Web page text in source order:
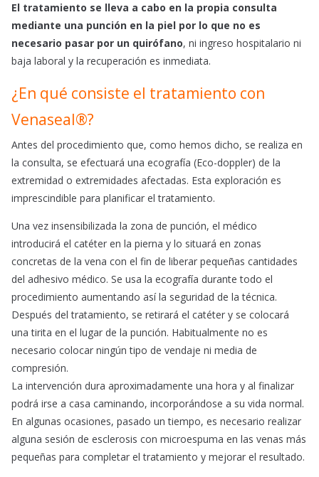
El tratamiento se lleva a cabo en la propia consulta
mediante una punción en la piel por lo que no es
necesario pasar por un quirófano, ni ingreso hospitalario ni
baja laboral y la recuperación es inmediata.
¿En qué consiste el tratamiento con
Venaseal®?
Antes del procedimiento que, como hemos dicho, se realiza en
la consulta, se efectuará una ecografía (Eco-doppler) de la
extremidad o extremidades afectadas. Esta exploración es
imprescindible para planificar el tratamiento.
Una vez insensibilizada la zona de punción, el médico
introducirá el catéter en la pierna y lo situará en zonas
concretas de la vena con el fin de liberar pequeñas cantidades
del adhesivo médico. Se usa la ecografía durante todo el
procedimiento aumentando así la seguridad de la técnica.
Después del tratamiento, se retirará el catéter y se colocará
una tirita en el lugar de la punción. Habitualmente no es
necesario colocar ningún tipo de vendaje ni media de
compresión.
La intervención dura aproximadamente una hora y al finalizar
podrá irse a casa caminando, incorporándose a su vida normal.
En algunas ocasiones, pasado un tiempo, es necesario realizar
alguna sesión de esclerosis con microespuma en las venas más
pequeñas para completar el tratamiento y mejorar el resultado.